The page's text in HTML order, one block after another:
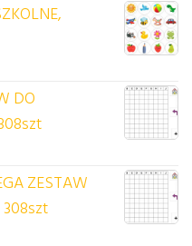
70,00 zł.60,00 zł.
DO
140,00 zł.
wynosi: 120,00 zł.
ZESTAW
308szt